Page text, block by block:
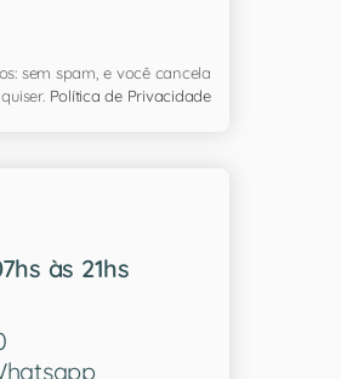
sem spam, e você cancela
Política de Privacidade
às 21hs